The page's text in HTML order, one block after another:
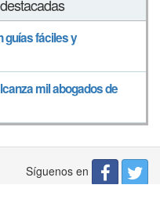
guías fáciles y
mil abogados de
Síguenos en